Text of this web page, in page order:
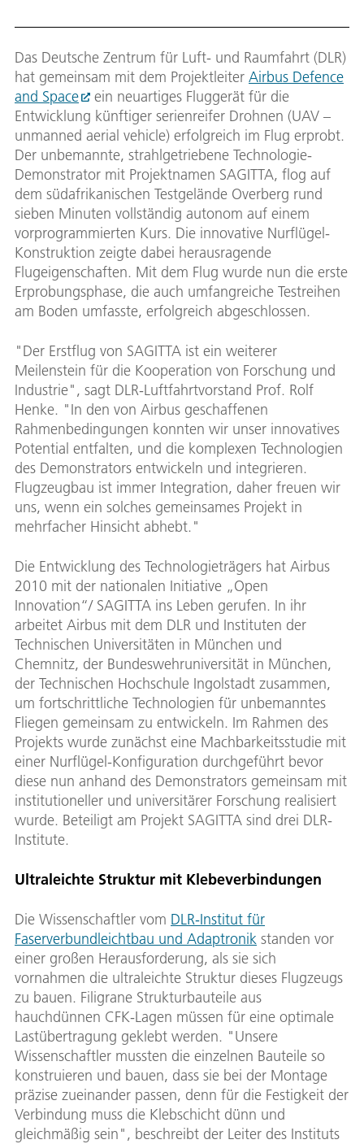
Das Deutsche Zentrum für Luft- und Raumfahrt (DLR)
hat gemeinsam mit dem Projektleiter Airbus Defence
and Space
ein neuartiges Fluggerät für die
Entwicklung künftiger serienreifer Drohnen (UAV –
unmanned aerial vehicle) erfolgreich im Flug erprobt.
Der unbemannte, strahlgetriebene Technologie-
Demonstrator mit Projektnamen SAGITTA, flog auf
dem südafrikanischen Testgelände Overberg rund
sieben Minuten vollständig autonom auf einem
vorprogrammierten Kurs. Die innovative Nurflügel-
Konstruktion zeigte dabei herausragende
Flugeigenschaften. Mit dem Flug wurde nun die erste
Erprobungsphase, die auch umfangreiche Testreihen
am Boden umfasste, erfolgreich abgeschlossen.
"Der Erstflug von SAGITTA ist ein weiterer
Meilenstein für die Kooperation von Forschung und
Industrie", sagt DLR-Luftfahrtvorstand Prof. Rolf
Henke. "In den von Airbus geschaffenen
Rahmenbedingungen konnten wir unser innovatives
Potential entfalten, und die komplexen Technologien
des Demonstrators entwickeln und integrieren.
Flugzeugbau ist immer Integration, daher freuen wir
uns, wenn ein solches gemeinsames Projekt in
mehrfacher Hinsicht abhebt."
Die Entwicklung des Technologieträgers hat Airbus
2010 mit der nationalen Initiative „Open
Innovation“/ SAGITTA ins Leben gerufen. In ihr
arbeitet Airbus mit dem DLR und Instituten der
Technischen Universitäten in München und
Chemnitz, der Bundeswehruniversität in München,
der Technischen Hochschule Ingolstadt zusammen,
um fortschrittliche Technologien für unbemanntes
Fliegen gemeinsam zu entwickeln. Im Rahmen des
Projekts wurde zunächst eine Machbarkeitsstudie mit
einer Nurflügel-Konfiguration durchgeführt bevor
diese nun anhand des Demonstrators gemeinsam mit
institutioneller und universitärer Forschung realisiert
wurde. Beteiligt am Projekt SAGITTA sind drei DLR-
Institute.
Ultraleichte Struktur mit Klebeverbindungen
Die Wissenschaftler vom DLR-Institut für
Faserverbundleichtbau und Adaptronik standen vor
einer großen Herausforderung, als sie sich
vornahmen die ultraleichte Struktur dieses Flugzeugs
zu bauen. Filigrane Strukturbauteile aus
hauchdünnen CFK-Lagen müssen für eine optimale
Lastübertragung geklebt werden. "Unsere
Wissenschaftler mussten die einzelnen Bauteile so
konstruieren und bauen, dass sie bei der Montage
präzise zueinander passen, denn für die Festigkeit der
Verbindung muss die Klebschicht dünn und
gleichmäßig sein", beschreibt der Leiter des Instituts